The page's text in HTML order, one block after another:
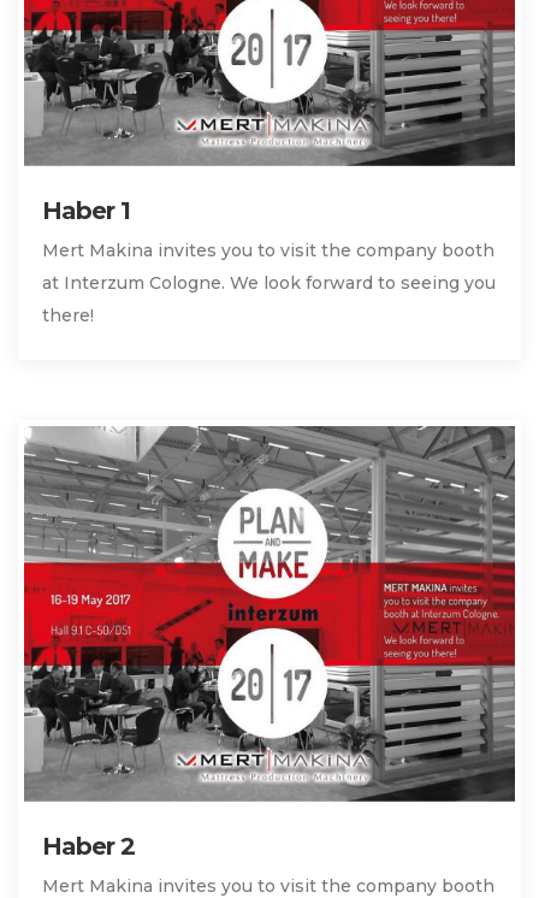
Haber 1
Mert Makina invites you to visit the company booth
at Interzum Cologne. We look forward to seeing you
there!
Haber 2
Mert Makina invites you to visit the company booth